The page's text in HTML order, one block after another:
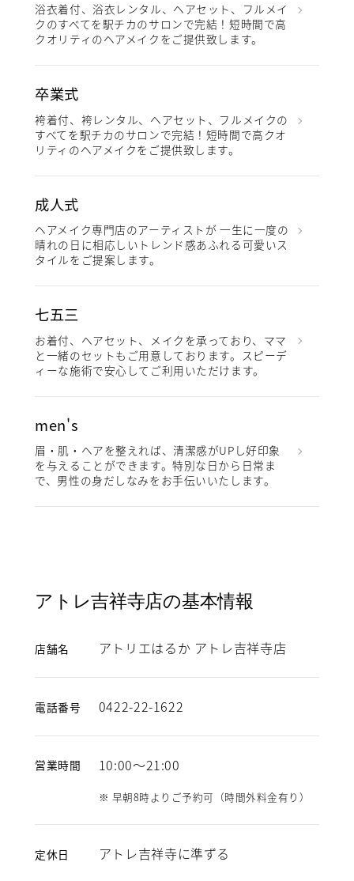
浴衣着付、浴衣レンタル、ヘアセット、フルメイ
クのすべてを駅チカのサロンで完結！短時間で高
クオリティのヘアメイクをご提供致します。
卒業式
袴着付、袴レンタル、ヘアセット、フルメイクの
すべてを駅チカのサロンで完結！短時間で高クオ
リティのヘアメイクをご提供致します。
成人式
ヘアメイク専門店のアーティストが 一生に一度の
晴れの日に相応しいトレンド感あふれる可愛いス
タイルをご提案します。
七五三
お着付、ヘアセット、メイクを承っており、ママ
と一緒のセットもご用意しております。スピーデ
ィーな施術で安心してご利用いただけます。
men's
眉・肌・ヘアを整えれば、清潔感がUPし好印象
を与えることができます。特別な日から日常ま
で、男性の身だしなみをお手伝いいたします。
アトレ吉祥寺店の基本情報
店舗名 アトリエはるか アトレ吉祥寺店
電話番号 0422-22-1622
営業時間 10:00～21:00
※ 早朝8時よりご予約可（時間外料金有り）
定休日 アトレ吉祥寺に準ずる